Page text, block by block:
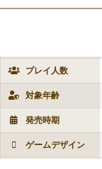
プレイ人数
対象年齢
発売時期
ゲームデザイン